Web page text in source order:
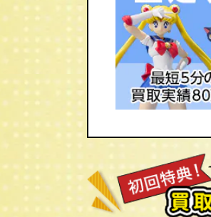
【２００４年】
ネオブライス
ス グルーヴィー
ブライス CWC限
CWC限定 パラデ
ス サンデーズベリ
【２００５年】
ネオブライス ホワ